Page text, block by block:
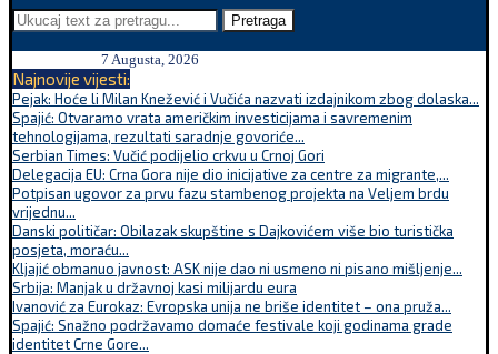
Pretraga
7 Augusta, 2026
Najnovije vijesti:
Pejak: Hoće li Milan Knežević i Vučića nazvati izdajnikom zbog dolaska...
Spajić: Otvaramo vrata američkim investicijama i savremenim
tehnologijama, rezultati saradnje govoriće...
Serbian Times: Vučić podijelio crkvu u Crnoj Gori
Delegacija EU: Crna Gora nije dio inicijative za centre za migrante,...
Potpisan ugovor za prvu fazu stambenog projekta na Veljem brdu
vrijednu...
Danski političar: Obilazak skupštine s Dajkovićem više bio turistička
posjeta, moraću...
Kljajić obmanuo javnost: ASK nije dao ni usmeno ni pisano mišljenje...
Srbija: Manjak u državnoj kasi milijardu eura
Ivanović za Eurokaz: Evropska unija ne briše identitet – ona pruža...
Spajić: Snažno podržavamo domaće festivale koji godinama grade
identitet Crne Gore...